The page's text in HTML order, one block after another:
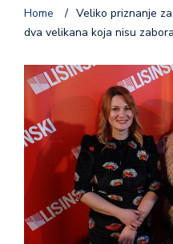
Home / Veliko priznanje
dva velikana koja nisu